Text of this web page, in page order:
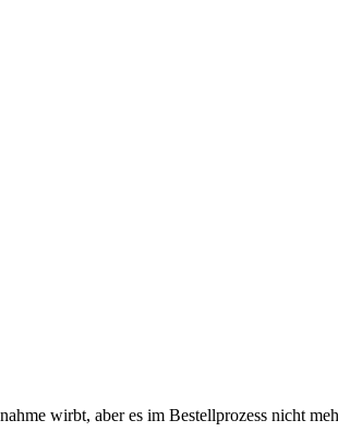
wirbt, aber es im Bestellprozess nicht